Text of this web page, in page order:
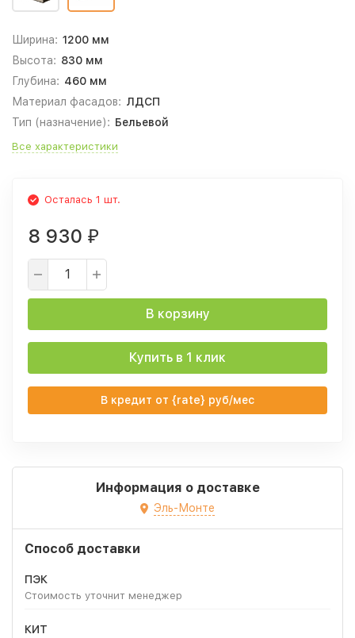
Ширина: 1200 мм
Высота: 830 мм
Глубина: 460 мм
Материал фасадов: ЛДСП
Тип (назначение): Бельевой
Все характеристики
Осталась 1 шт.
8 930 ₽
В корзину
Купить в 1 клик
В кредит от {rate} руб/мес
Информация о доставке
Эль-Монте
Способ доставки
ПЭК
Стоимость уточнит менеджер
КИТ